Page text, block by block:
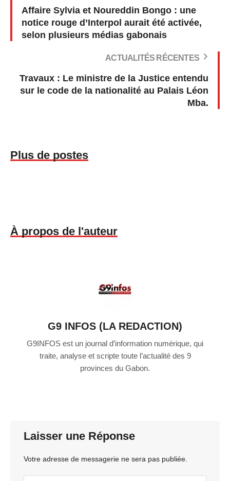
Affaire Sylvia et Noureddin Bongo : une
notice rouge d’Interpol aurait été activée,
selon plusieurs médias gabonais
ACTUALITÉS RÉCENTES
Travaux : Le ministre de la Justice entendu
sur le code de la nationalité au Palais Léon
Mba.
Plus de postes
À propos de l'auteur
G9 INFOS (LA REDACTION)
G9INFOS est un journal d’information numérique, qui
traite, analyse et scripte toute l’actualité des 9
provinces du Gabon.
Laisser une Réponse
Votre adresse de messagerie ne sera pas publiée.